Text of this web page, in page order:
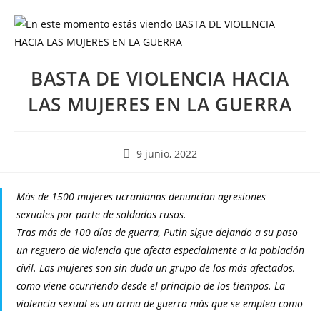
BASTA DE VIOLENCIA HACIA
LAS MUJERES EN LA GUERRA
9 junio, 2022
Más de 1500 mujeres ucranianas denuncian agresiones
sexuales por parte de soldados rusos.
Tras más de 100 días de guerra, Putin sigue dejando a su paso
un reguero de violencia que afecta especialmente a la población
civil. Las mujeres son sin duda un grupo de los más afectados,
como viene ocurriendo desde el principio de los tiempos. La
violencia sexual es un arma de guerra más que se emplea como